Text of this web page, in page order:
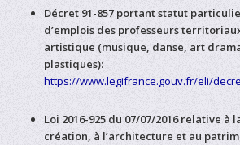
Décret 91-857 portant statut
d’emplois des professeurs
artistique (musique, danse, art
plastiques):
https://www.legifrance.gouv.fr/eli/
Loi 2016-925 du 07/07/2016 relative à
création, à l’architecture et au